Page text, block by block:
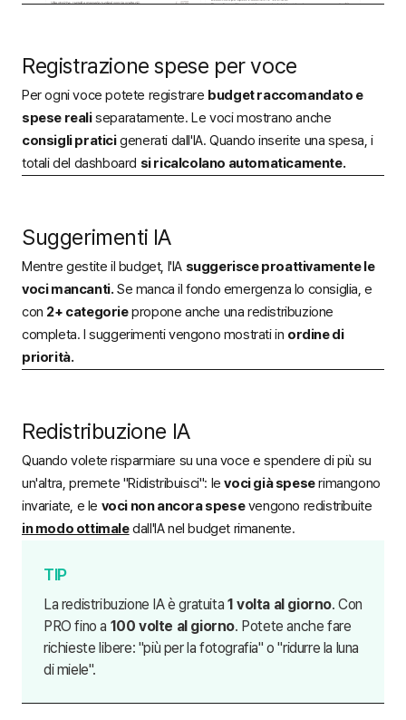
Registrazione spese per voce
Per ogni voce potete registrare budget raccomandato e
spese realiseparatamente. Le voci mostrano anche
consigli praticigenerati dall'IA. Quando inserite una spesa, i
totali del dashboard si ricalcolano automaticamente.
Suggerimenti IA
Mentre gestite il budget, l'IA suggerisce proattivamente le
voci mancanti. Se manca il fondo emergenza lo consiglia, e
con 2+ categoriepropone anche una redistribuzione
completa. I suggerimenti vengono mostrati in ordine di
priorità.
Redistribuzione IA
Quando volete risparmiare su una voce e spendere di più su
un'altra, premete "Ridistribuisci": levoci già speserimangono
invariate, e le voci non ancora spesevengono redistribuite
in modo ottimaledall'IA nel budget rimanente.
La redistribuzione IA è gratuita 1 volta al giorno. Con
PRO fino a 100 volte al giorno. Potete anche fare
richieste libere: "più per la fotografia" o "ridurre la luna
di miele".